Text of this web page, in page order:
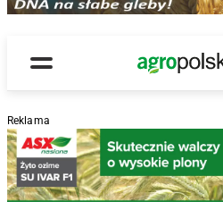
Menu
Main Logo
Reklama